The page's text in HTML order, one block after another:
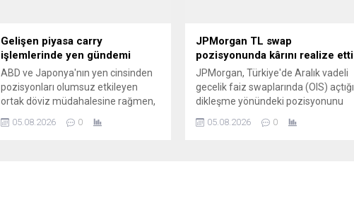
Gelişen piyasa carry
işlemlerinde yen gündemi
ABD ve Japonya'nın yen cinsinden
pozisyonları olumsuz etkileyen
ortak döviz müdahalesine rağmen,
stratejileri dirençli duruşunu
05.08.2026 0
JPMorgan TL swap
pozisyonunda kârını realize etti
JPMorgan, Türkiye'de Aralık vadeli
gecelik faiz swaplarında (OIS) açtığı
dikleşme yönündeki pozisyonunu
05.08.2026 0